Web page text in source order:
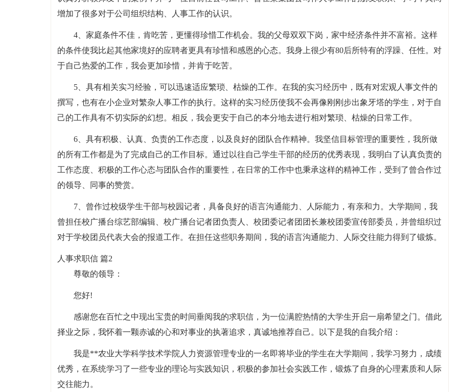
增加了很多对于公司组织结构、人事工作的认识。
4、家庭条件不佳，肯吃苦，更懂得珍惜工作机会。我的父母双双下岗，家中经济条件并不富裕。这样
的条件使我比起其他家境好的应聘者更具有珍惜和感恩的心态。我身上很少有80后所特有的浮躁、任性。对
于自己热爱的工作，我会更加珍惜，并肯于吃苦。
5、具有相关实习经验，可以迅速适应繁琐、枯燥的工作。在我的实习经历中，既有对宏观人事文件的
撰写，也有在小企业对繁杂人事工作的执行。这样的实习经历使我不会再像刚刚步出象牙塔的学生，对于自
己的工作具有不切实际的幻想。相反，我会更安于自己的本分地去进行相对繁琐、枯燥的日常工作。
6、具有积极、认真、负责的工作态度，以及良好的团队合作精神。我坚信目标管理的重要性，我所做
的所有工作都是为了完成自己的工作目标。通过以往自己学生干部的经历的优秀表现，我明白了认真负责的
工作态度、积极的工作心态与团队合作的重要性，在日常的工作中也秉承这样的精神工作，受到了曾合作过
的领导、同事的赞赏。
7、曾作过校级学生干部与校园记者，具备良好的语言沟通能力、人际能力，有亲和力。大学期间，我
曾担任校广播台综艺部编辑、校广播台记者团负责人、校团委记者团团长兼校团委宣传部委员，并曾组织过
对于学校团员代表大会的报道工作。在担任这些职务期间，我的语言沟通能力、人际交往能力得到了锻炼。
人事求职信 篇2
尊敬的领导：
您好!
感谢您在百忙之中现出宝贵的时间垂阅我的求职信，为一位满腔热情的大学生开启一扇希望之门。借此
择业之际，我怀着一颗赤诚的心和对事业的执著追求，真诚地推荐自己。以下是我的自我介绍：
我是**农业大学科学技术学院人力资源管理专业的一名即将毕业的学生在大学期间，我学习努力，成绩
优秀，在系统学习了一些专业的理论与实践知识，积极的参加社会实践工作，锻炼了自身的心理素质和人际
交往能力。